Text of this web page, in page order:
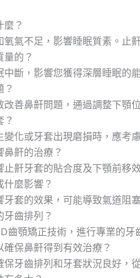
麼？
氣不足，影響睡眠質素。止
的？
斷，影響您獲得深層睡眠的
？
善鼻鼾問題，通過調整下顎
化或牙套出現磨損時，應考
鼾的治療？
止鼾牙套的貼合度及下顎前移
什麼影響？
牙套的效果，可能導致氣道阻
齒排列？
齒顎矯正技術，進行專業的牙
保鼻鼾得到有效治療？
牙齒排列和牙套狀況良好，